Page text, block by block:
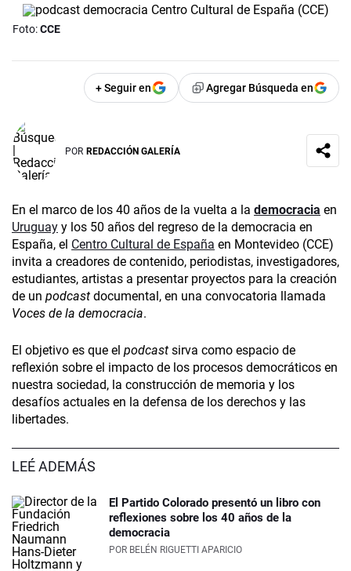
Foto:CCE
+ Seguir en Agregar Búsqueda en
POR REDACCIÓN GALERÍA
En el marco de los 40 años de la vuelta a la democracia en
Uruguay y los 50 años del regreso de la democracia en
España, el Centro Cultural de España en Montevideo (CCE)
invita a creadores de contenido, periodistas, investigadores,
estudiantes, artistas a presentar proyectos para la creación
de un podcast documental, en una convocatoria llamada
Voces de la democracia.
El objetivo es que el podcast sirva como espacio de
reflexión sobre el impacto de los procesos democráticos en
nuestra sociedad, la construcción de memoria y los
desafíos actuales en la defensa de los derechos y las
libertades.
LEÉ ADEMÁS
El Partido Colorado presentó un libro con
reflexiones sobre los 40 años de la
democracia
POR BELÉN RIGUETTI APARICIO